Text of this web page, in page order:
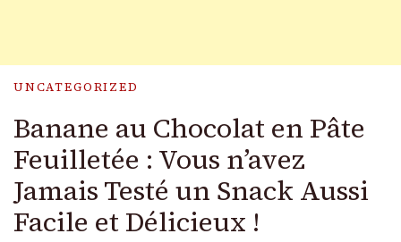
UNCATEGORIZED
Banane au Chocolat en Pâte
Feuilletée : Vous n’avez
Jamais Testé un Snack Aussi
Facile et Délicieux !